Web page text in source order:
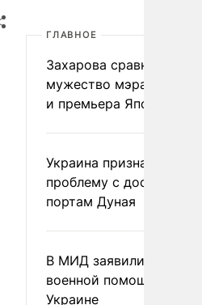
ГЛАВНОЕ
Захарова сравнила
мужество мэра
и премьера Японии
Украина признала
проблему с доступом к
портам Дуная
В МИД заявили о
военной помощи
Украине